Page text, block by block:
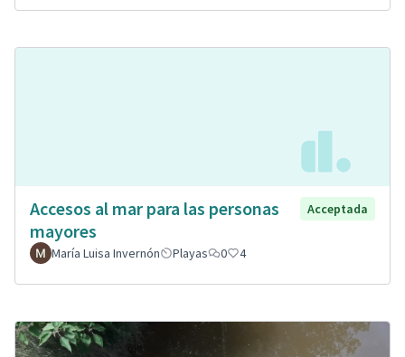
Accesos al mar para las personas
mayores
Acceptada
María Luisa Invernón Playas 0 4